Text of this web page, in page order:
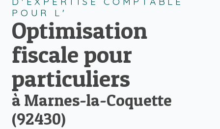
POUR L'
Optimisation
fiscale pour
particuliers
à Marnes-la-Coquette
(92430)